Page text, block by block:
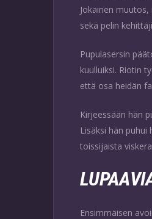
Jokainen
sekä pelin
Pupulasersin
kuulluiksi. Riotin
että osa heidän
Kirjeessään hän
Lisäksi hän
toissijaista
Ensimmäisen